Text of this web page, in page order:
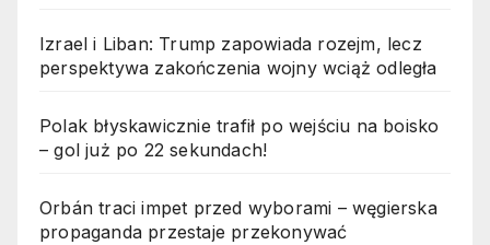
Izrael i Liban: Trump zapowiada rozejm, lecz
perspektywa zakończenia wojny wciąż odległa
Polak błyskawicznie trafił po wejściu na boisko
– gol już po 22 sekundach!
Orbán traci impet przed wyborami – węgierska
propaganda przestaje przekonywać